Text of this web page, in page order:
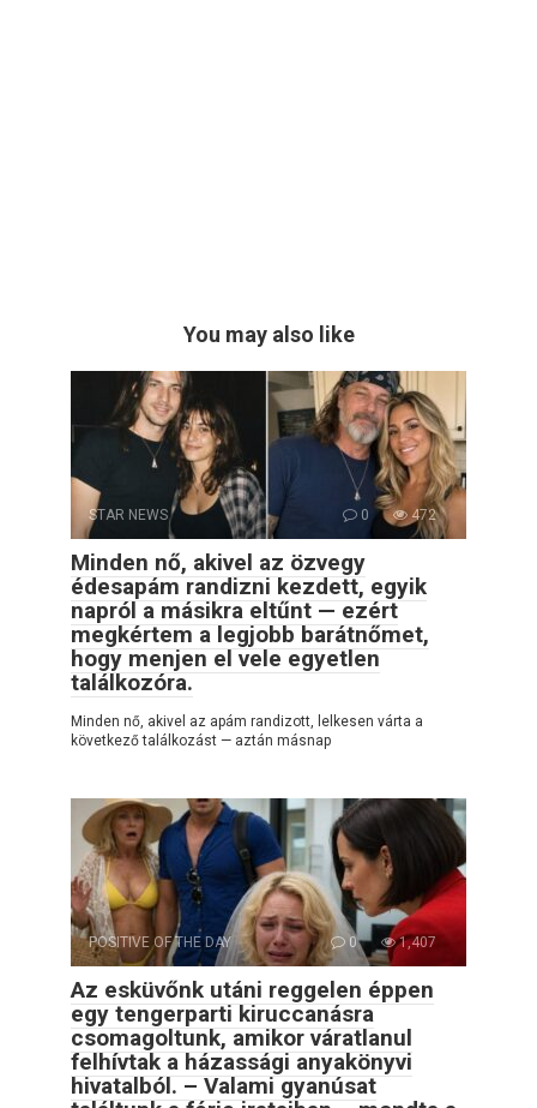
You may also like
STAR NEWS 0 472
Minden nő, akivel az özvegy
édesapám randizni kezdett, egyik
napról a másikra eltűnt — ezért
megkértem a legjobb barátnőmet,
hogy menjen el vele egyetlen
találkozóra.
Minden nő, akivel az apám randizott, lelkesen várta a
következő találkozást — aztán másnap
POSITIVE OF THE DAY 0 1,407
Az esküvőnk utáni reggelen éppen
egy tengerparti kiruccanásra
csomagoltunk, amikor váratlanul
felhívtak a házassági anyakönyvi
hivatalból. – Valami gyanúsat